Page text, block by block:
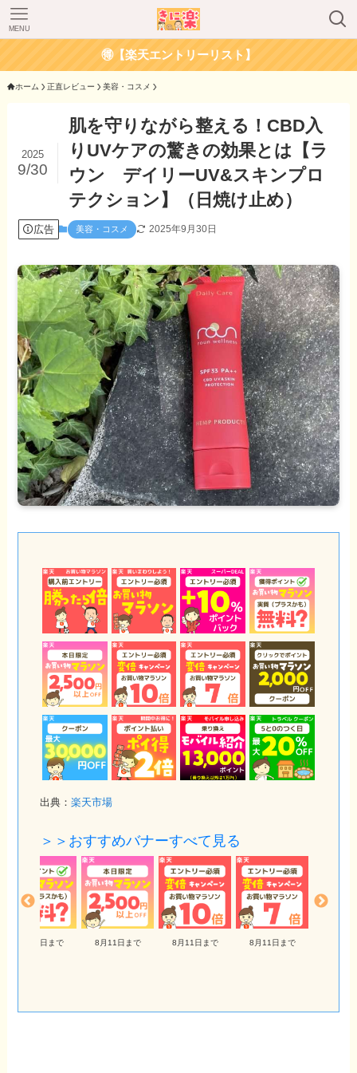
MENU
🉐【楽天エントリーリスト】
ホーム 正直レビュー 美容・コスメ
肌を守りながら整える！CBD入
りUVケアの驚きの効果とは【ラ
ウン デイリーUV&スキンプロ
テクション】（日焼け止め）
2025
9/30
広告 美容・コスメ 2025年9月30日
出典：楽天市場
＞＞おすすめバナーすべて見る
8月11日まで 8月11日まで 8月11日まで 8月11日まで